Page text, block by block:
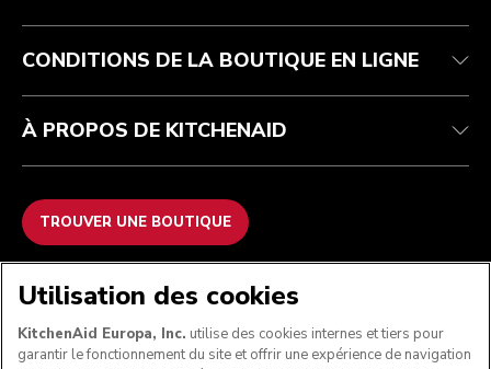
Recupel
ODR
CONDITIONS DE LA BOUTIQUE EN LIGNE
À PROPOS DE KITCHENAID
TROUVER UNE BOUTIQUE
NOUS ACCEPTONS
Utilisation des cookies
KitchenAid Europa, Inc. utilise des cookies internes et tiers pour
garantir le fonctionnement du site et offrir une expérience de navigation